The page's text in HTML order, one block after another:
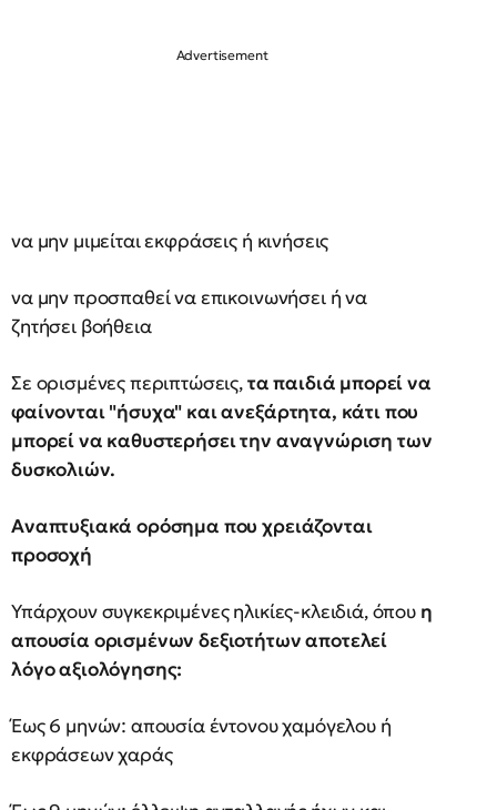
να μην μιμείται εκφράσεις ή κινήσεις
να μην προσπαθεί να επικοινωνήσει ή να
ζητήσει βοήθεια
Σε ορισμένες περιπτώσεις,τα παιδιά μπορεί να
φαίνονται "ήσυχα" και ανεξάρτητα, κάτι που
μπορεί να καθυστερήσει την αναγνώριση των
δυσκολιών.
Αναπτυξιακά ορόσημα που χρειάζονται
προσοχή
Υπάρχουν συγκεκριμένες ηλικίες-κλειδιά, όπου η
απουσία ορισμένων δεξιοτήτων αποτελεί
λόγο αξιολόγησης:
Έως 6 μηνών: απουσία έντονου χαμόγελου ή
εκφράσεων χαράς